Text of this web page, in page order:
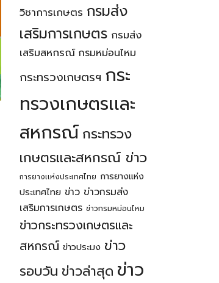
วิชาการเกษตร กรมส่ง
เสริมการเกษตร กรมส่ง
เสริมสหกรณ์ กรมหม่อนไหม
กระทรวงเกษตรฯ กระ
ทรวงเกษตรเเละ
สหกรณ์ กระทรวง
เกษตรเเละสหกรณ์ ข่าว
การยางเเห่งประเทศไทย การยางแห่ง
ประเทศไทย ข่าว ข่าวกรมส่ง
เสริมการเกษตร ข่าวกรมหม่อนไหม
ข่าวกระทรวงเกษตรเเละ
สหกรณ์ ข่าวประมง ข่าว
รอบวัน ข่าวล่าสุด ข่าว